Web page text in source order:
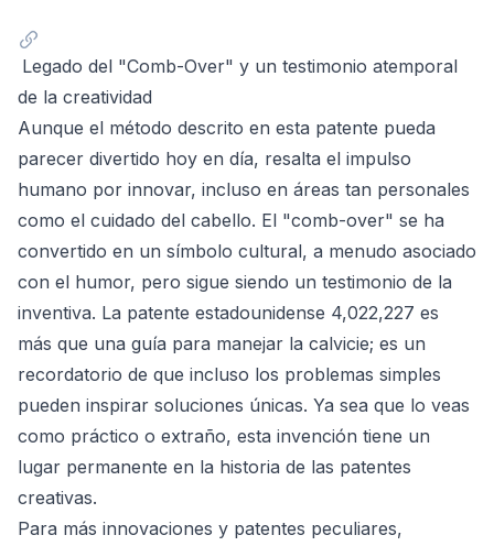
Legado del "Comb-Over" y un testimonio atemporal
de la creatividad
Aunque el método descrito en esta patente pueda
parecer divertido hoy en día, resalta el impulso
humano por innovar, incluso en áreas tan personales
como el cuidado del cabello. El "comb-over" se ha
convertido en un símbolo cultural, a menudo asociado
con el humor, pero sigue siendo un testimonio de la
inventiva. La patente estadounidense 4,022,227 es
más que una guía para manejar la calvicie; es un
recordatorio de que incluso los problemas simples
pueden inspirar soluciones únicas. Ya sea que lo veas
como práctico o extraño, esta invención tiene un
lugar permanente en la historia de las patentes
creativas.
Para más innovaciones y patentes peculiares,